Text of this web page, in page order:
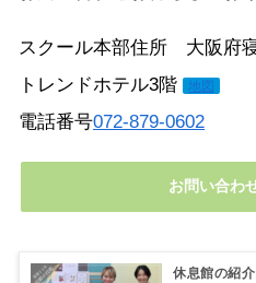
スクール本部住所 大阪府
トレンドホテル3階
地図
電話番号072-879-0602
お問い合わ
休息館の紹介